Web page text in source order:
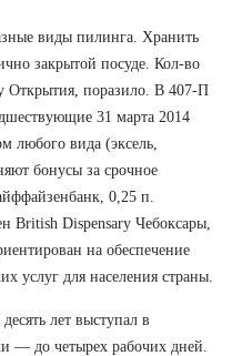
виды пилинга. Хранить
закрытой посуде. Кол-во
Открытия, поразило. В 407-П
31 марта 2014
любого вида (эксель,
бонусы за срочное
0,25 п.
British Dispensary Чебоксары,
на обеспечение
услуг для населения страны.
лет выступал в
— до четырех рабочих дней.